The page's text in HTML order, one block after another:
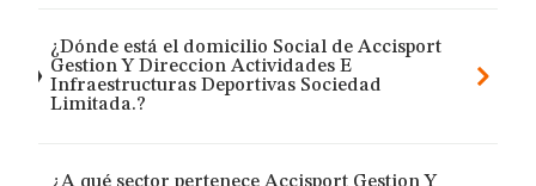
¿Dónde está el domicilio Social de Accisport
Gestion Y Direccion Actividades E
Infraestructuras Deportivas Sociedad
Limitada.?